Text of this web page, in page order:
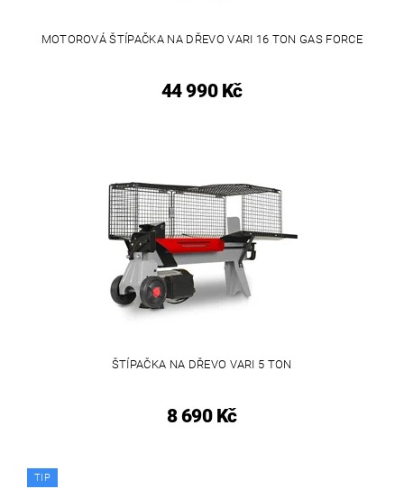
MOTOROVÁ ŠTÍPAČKA NA DŘEVO VARI 16 TON GAS FORCE
44 990 Kč
ŠTÍPAČKA NA DŘEVO VARI 5 TON
8 690 Kč
TIP